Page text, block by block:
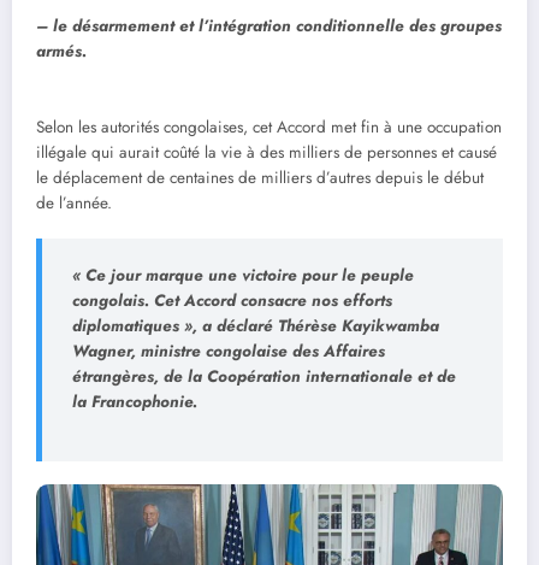
– le désarmement et l’intégration conditionnelle des groupes
armés.
Selon les autorités congolaises, cet Accord met fin à une occupation
illégale qui aurait coûté la vie à des milliers de personnes et causé
le déplacement de centaines de milliers d’autres depuis le début
de l’année.
« Ce jour marque une victoire pour le peuple
congolais. Cet Accord consacre nos efforts
diplomatiques », a déclaré Thérèse Kayikwamba
Wagner, ministre congolaise des Affaires
étrangères, de la Coopération internationale et de
la Francophonie.